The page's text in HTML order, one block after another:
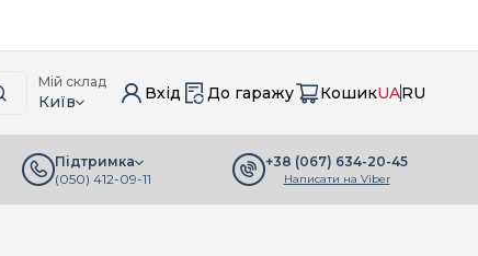
Мій склад
Київ Вхід До гаражу КошикUARU
Підтримка
(050) 412-09-11
+38 (067) 634-20-45
Написати на Viber